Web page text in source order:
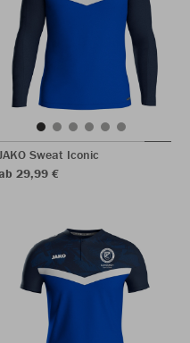
Sweat Iconic
29,99 €